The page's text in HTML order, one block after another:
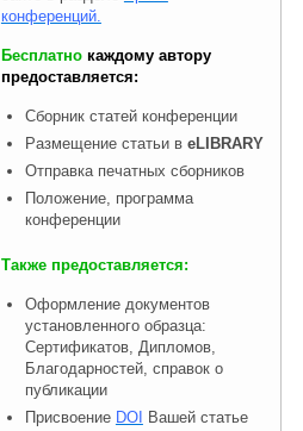
конференций.
Бесплатно каждому автору
предоставляется:
Сборник статей конференции
Размещение статьи в eLIBRARY
Отправка печатных сборников
Положение, программа
конференции
Также предоставляется:
Оформление документов
установленного образца:
Сертификатов, Дипломов,
Благодарностей, справок о
публикации
Присвоение DOI Вашей статье